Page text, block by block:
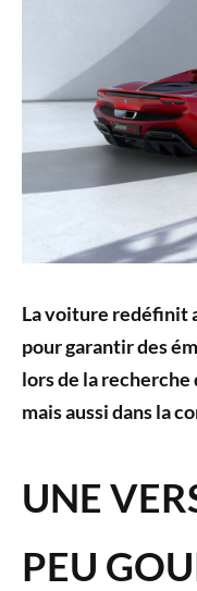
La voiture redéfinit
pour garantir des
lors de la
mais aussi dans la
UNE
PEU